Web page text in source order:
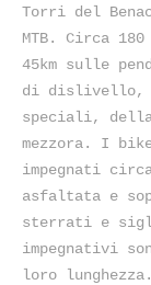
Torri del
MTB. Circa
45km sulle
di dislivello,
speciali,
mezzora. I
impegnati
asfaltata e
sterrati e
impegnativi
loro